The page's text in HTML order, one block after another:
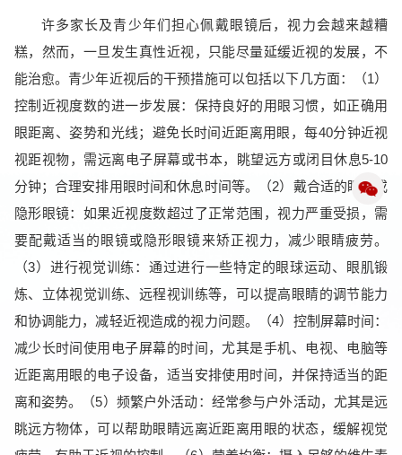
许多家长及青少年们担心佩戴眼镜后，视力会越来越糟
糕，然而，一旦发生真性近视，只能尽量延缓近视的发展，不
能治愈。青少年近视后的干预措施可以包括以下几方面：（1）
控制近视度数的进一步发展：保持良好的用眼习惯，如正确用
眼距离、姿势和光线；避免长时间近距离用眼，每40分钟近视
视距视物，需远离电子屏幕或书本，眺望远方或闭目休息5-10
分钟；合理安排用眼时间和休息时间等。（2）戴合适的眼镜或
隐形眼镜：如果近视度数超过了正常范围，视力严重受损，需
要配戴适当的眼镜或隐形眼镜来矫正视力，减少眼睛疲劳。
（3）进行视觉训练：通过进行一些特定的眼球运动、眼肌锻
炼、立体视觉训练、远程视训练等，可以提高眼睛的调节能力
和协调能力，减轻近视造成的视力问题。（4）控制屏幕时间：
减少长时间使用电子屏幕的时间，尤其是手机、电视、电脑等
近距离用眼的电子设备，适当安排使用时间，并保持适当的距
离和姿势。（5）频繁户外活动：经常参与户外活动，尤其是远
眺远方物体，可以帮助眼睛远离近距离用眼的状态，缓解视觉